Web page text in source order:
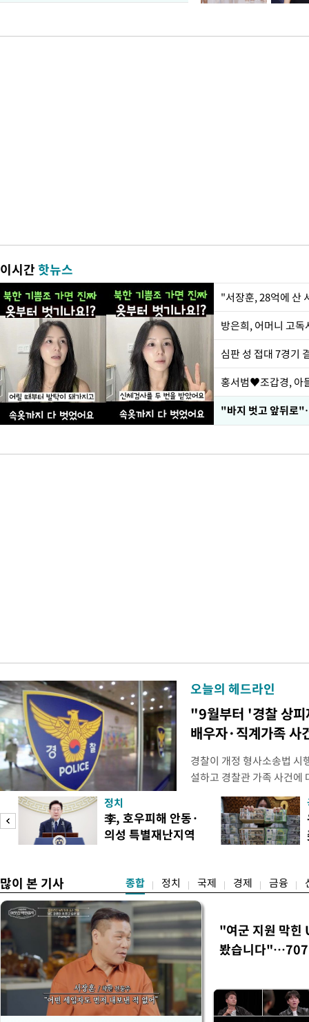
이시간핫뉴스
"서장훈, 28억에 산
방은희, 어머니 고
심판 성 접대 7경기
홍서범♥조갑경, 아
"바지 벗고 앞뒤로
오늘의 헤드라인
"9월부터 '경찰 상
배우자·직계가족 사
경찰이 개정 형사소송법 시
설하고 경찰관 가족 사건에
피제'를 도입한다. 경찰청
후속 조치 태스크포스
우선 올해 하반기 인사에
하던 수사감찰 기능을 인
정치
李, 호우피해 안동·
의성 특별재난지역
많이 본 기사 종합 정치 국제 경제 금융
"여군 지원 막힌
봤습니다"…707